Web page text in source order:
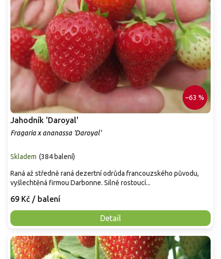
–63 %
Jahodník 'Daroyal'
Fragaria x ananassa 'Daroyal'
Skladem (384 balení)
69 Kč / balení
Detail
Raná až středně raná dezertní odrůda francouzského původu,
vyšlechtěná firmou Darbonne. Silně rostoucí...